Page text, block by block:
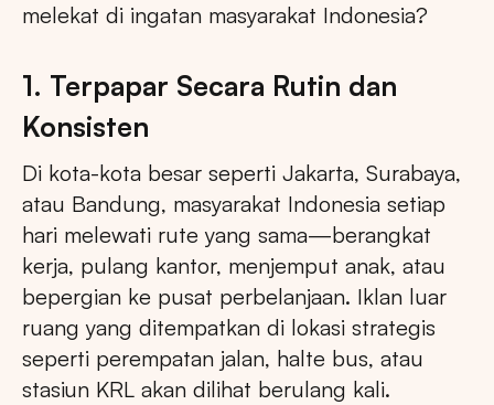
melekat di ingatan masyarakat Indonesia?
1. Terpapar Secara Rutin dan
Konsisten
Di kota-kota besar seperti Jakarta, Surabaya,
atau Bandung, masyarakat Indonesia setiap
hari melewati rute yang sama—berangkat
kerja, pulang kantor, menjemput anak, atau
bepergian ke pusat perbelanjaan. Iklan luar
ruang yang ditempatkan di lokasi strategis
seperti perempatan jalan, halte bus, atau
stasiun KRL akan dilihat berulang kali.